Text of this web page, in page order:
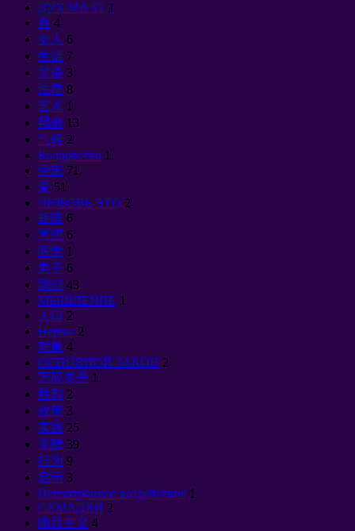
ДУХ МААТ 1
离 4
女人 6
生活 7
咒语 3
法律 8
艺术 1
羯磨 13
气候 2
Колдовство 1
宇宙 71
爱 51
ЛЮБОВЬ ЭТО 2
矩阵 6
冥想 6
医学 1
男子 6
我们 43
МЫШЛЕНИЕ 1
人口 2
Нервы 2
对象 4
ОСНОВНОЙ ЗАКОН 2
万应灵丹 1
胜利 2
政策 3
实践 25
觉醒 39
行为 9
启示 3
Психотронное воздействие 1
САМАДХИ 2
撒旦主义 4